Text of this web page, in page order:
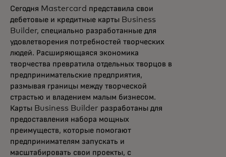
Сегодня Mastercard представила свои
дебетовые и кредитные карты Business
Builder, специально разработанные для
удовлетворения потребностей творческих
людей. Расширяющаяся экономика
творчества превратила отдельных творцов в
предпринимательские предприятия,
размывая границы между творческой
страстью и владением малым бизнесом.
Карты Business Builder разработаны для
предоставления набора мощных
преимуществ, которые помогают
предпринимателям запускать и
масштабировать свои проекты, с